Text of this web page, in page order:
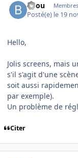
Bilou Membres
Posté(e) le 19
Hello,
Jolis screens, mais
s'il s'agit d'une
soit aussi
par exemple).
Un problème de
Citer